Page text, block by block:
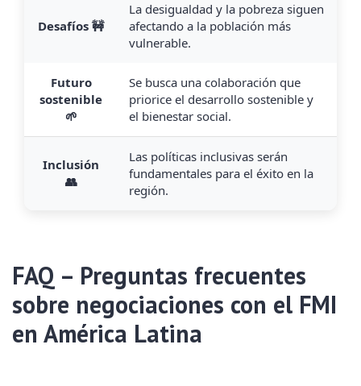
Desafíos 🚧
La desigualdad y la pobreza siguen
afectando a la población más
vulnerable.
Futuro
sostenible
🌱
Se busca una colaboración que
priorice el desarrollo sostenible y
el bienestar social.
Inclusión
👥
Las políticas inclusivas serán
fundamentales para el éxito en la
región.
FAQ – Preguntas frecuentes
sobre negociaciones con el FMI
en América Latina